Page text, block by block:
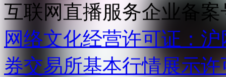
互联网直播服务企业备案
网络文化经营许可证：
券交易所基本行情展示许